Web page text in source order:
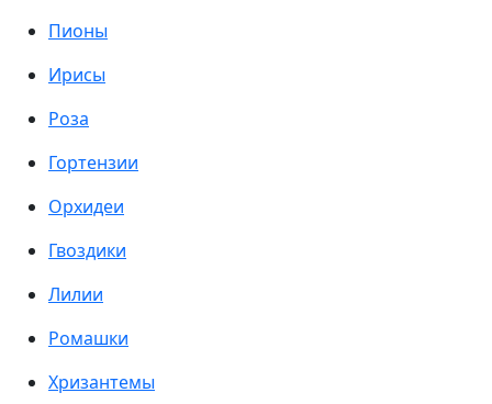
Пионы
Ирисы
Роза
Гортензии
Орхидеи
Гвоздики
Лилии
Ромашки
Хризантемы